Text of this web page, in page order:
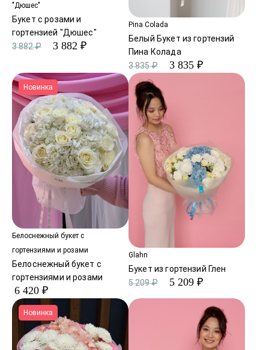
"Дюшес"
Букет с розами и
гортензией "Дюшес"
3 882 ₽
3 882 ₽
Pina Colada
Белый Букет из гортензий
Пина Колада
3 835 ₽
3 835 ₽
Новинка
Белоснежный букет с
гортензиями и розами
Белоснежный букет с
гортензиями и розами
6 420 ₽
Glahn
Букет из гортензий Глен
5 209 ₽
5 209 ₽
Новинка